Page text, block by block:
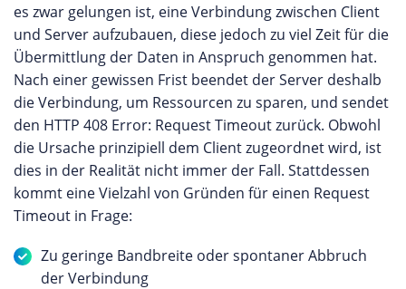
es zwar gelungen ist, eine Verbindung zwischen Client
und Server aufzubauen, diese jedoch zu viel Zeit für die
Übermittlung der Daten in Anspruch genommen hat.
Nach einer gewissen Frist beendet der Server deshalb
die Verbindung, um Ressourcen zu sparen, und sendet
den HTTP 408 Error: Request Timeout zurück. Obwohl
die Ursache prinzipiell dem Client zugeordnet wird, ist
dies in der Realität nicht immer der Fall. Stattdessen
kommt eine Vielzahl von Gründen für einen Request
Timeout in Frage:
Zu geringe Bandbreite oder spontaner Abbruch
der Verbindung